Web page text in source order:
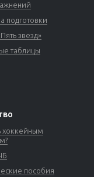
подготовки
звезд»
таблицы
хоккейным
пособия